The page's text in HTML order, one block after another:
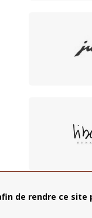
de rendre ce site